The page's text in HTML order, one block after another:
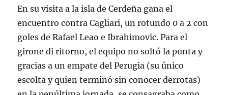
En su visita a la isla de Cerdeña gana el
encuentro contra Cagliari, un rotundo 0 a 2 con
goles de Rafael Leao e Ibrahimovic. Para el
girone di ritorno, el equipo no soltó la punta y
gracias a un empate del Perugia (su único
escolta y quien terminó sin conocer derrotas)